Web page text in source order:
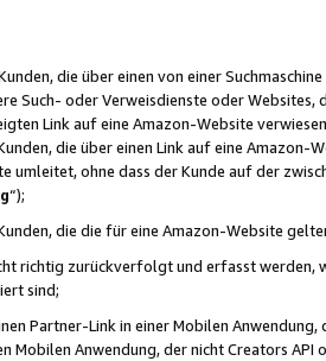
die über einen von einer
Such- oder Verweisdienste oder Websites,
Link auf eine Amazon-Website
die über einen Link auf eine
umleitet, ohne dass der Kunde auf der
“);
die die für eine Amazon-Website
richtig zurückverfolgt und erfasst werden,
sind;
Partner-Link in einer Mobilen
Mobilen Anwendung, der nicht Creators